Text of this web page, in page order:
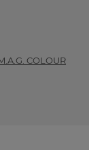
COLOUR